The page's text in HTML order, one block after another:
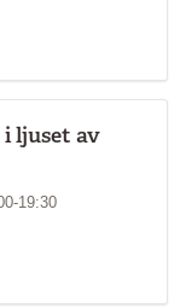
ljuset av
19:30